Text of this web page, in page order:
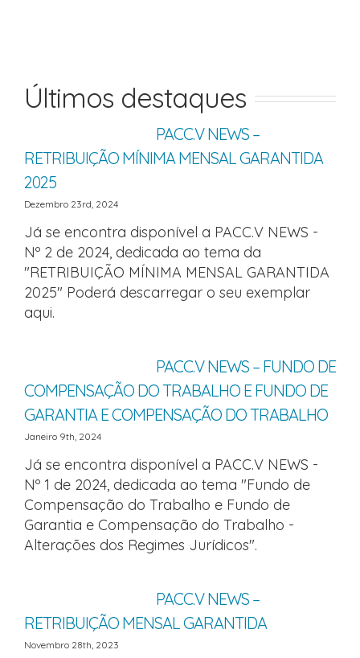
Últimos destaques
PACC.V NEWS –
RETRIBUIÇÃO MÍNIMA MENSAL GARANTIDA
2025
Dezembro 23rd, 2024
Já se encontra disponível a PACC.V NEWS -
Nº 2 de 2024, dedicada ao tema da
"RETRIBUIÇÃO MÍNIMA MENSAL GARANTIDA
2025" Poderá descarregar o seu exemplar
aqui.
PACC.V NEWS – FUNDO DE
COMPENSAÇÃO DO TRABALHO E FUNDO DE
GARANTIA E COMPENSAÇÃO DO TRABALHO
Janeiro 9th, 2024
Já se encontra disponível a PACC.V NEWS -
Nº 1 de 2024, dedicada ao tema "Fundo de
Compensação do Trabalho e Fundo de
Garantia e Compensação do Trabalho -
Alterações dos Regimes Jurídicos".
PACC.V NEWS –
RETRIBUIÇÃO MENSAL GARANTIDA
Novembro 28th, 2023